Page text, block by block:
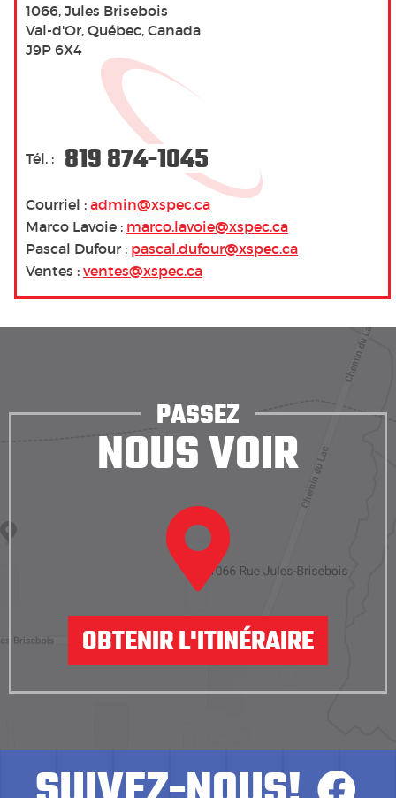
1066, Jules Brisebois
Val-d'Or, Québec, Canada
J9P 6X4
Tél. : 819 874-1045
Courriel : admin@xspec.ca
Marco Lavoie : marco.lavoie@xspec.ca
Pascal Dufour : pascal.dufour@xspec.ca
Ventes : ventes@xspec.ca
PASSEZ
NOUS VOIR
OBTENIR L'ITINÉRAIRE